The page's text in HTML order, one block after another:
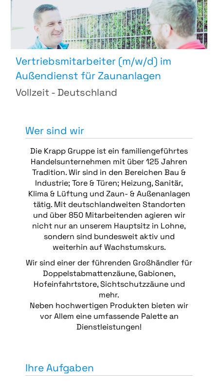
Vertriebsmitarbeiter (m/w/d) im
Außendienst für Zaunanlagen
Vollzeit - Deutschland
Wer sind wir
Die Krapp Gruppe ist ein familiengeführtes
Handelsunternehmen mit über 125 Jahren
Tradition. Wir sind in den Bereichen Bau &
Industrie; Tore & Türen; Heizung, Sanitär,
Klima & Lüftung und Zaun- & Außenanlagen
tätig. Mit deutschlandweiten Standorten
und über 850 Mitarbeitenden agieren wir
nicht nur an unserem Hauptsitz in Lohne,
sondern sind bundesweit aktiv und
weiterhin auf Wachstumskurs.
Wir sind einer der führenden Großhändler für
Doppelstabmattenzäune, Gabionen,
Hofeinfahrtstore, Sichtschutzzäune und
mehr.
Neben hochwertigen Produkten bieten wir
vor Allem eine umfassende Palette an
Dienstleistungen!
Ihre Aufgaben